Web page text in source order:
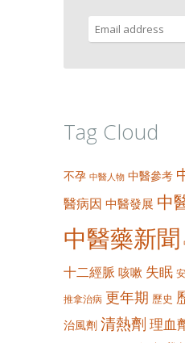
Tag Cloud
不孕 中醫人物 中醫參考
醫病因 中醫發展 中
中醫藥新聞
十二經脈 咳嗽 失眠
推拿治病 更年期 歷史
治風劑 清熱劑 理血